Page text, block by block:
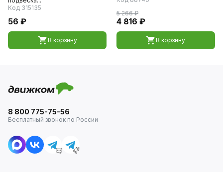
Код 315135
56 ₽
В корзину
5 266 ₽
4 816 ₽
В корзину
8 800 775-75-56
Бесплатный звонок по России